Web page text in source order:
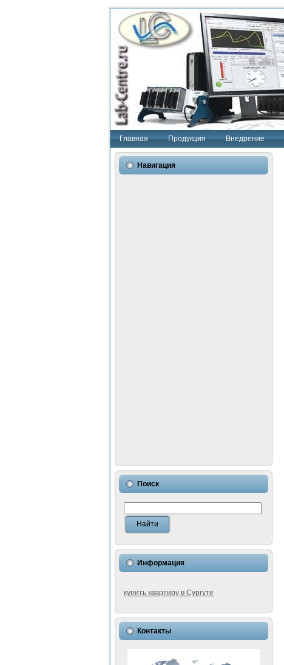
Главная Продукция Внедрение
Навигация
Поиск
Информация
купить квартиру в Сургуте
Контакты